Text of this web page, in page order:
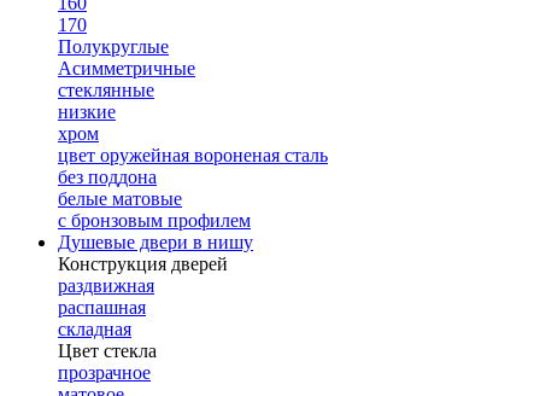
170
Полукруглые
Асимметричные
стеклянные
низкие
хром
цвет оружейная вороненая сталь
без поддона
белые матовые
с бронзовым профилем
Душевые двери в нишу
Конструкция дверей
раздвижная
распашная
складная
Цвет стекла
прозрачное